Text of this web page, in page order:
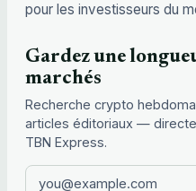
pour les investisseurs du
Gardez une
marchés
Recherche crypto
articles éditoriaux —
TBN Express.